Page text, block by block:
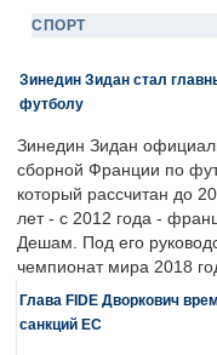
СПОРТ
Зинедин Зидан стал
футболу
Зинедин Зидан
сборной Франции по
который рассчитан до
лет - с 2012 года -
Дешам. Под его
чемпионат мира 2018
Глава FIDE Дворкович
санкций ЕС